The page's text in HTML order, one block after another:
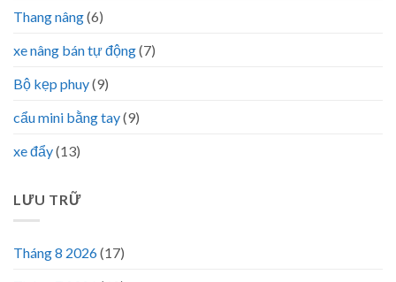
Thang nâng(6)
xe nâng bán tự động(7)
Bộ kẹp phuy(9)
cẩu mini bằng tay(9)
xe đẩy(13)
LƯU TRỮ
Tháng 8 2026(17)